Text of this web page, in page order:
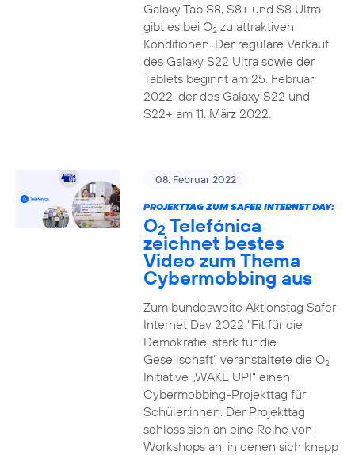
Galaxy Tab S8, S8+ und S8 Ultra
gibt es bei O2zu attraktiven
Konditionen. Der reguläre Verkauf
des Galaxy S22 Ultra sowie der
Tablets beginnt am 25. Februar
2022, der des Galaxy S22 und
S22+ am 11. März 2022.
08. Februar 2022
PROJEKTTAG ZUM SAFER INTERNET DAY:
O2 Telefónica
zeichnet bestes
Video zum Thema
Cybermobbing aus
Zum bundesweite Aktionstag Safer
Internet Day 2022 “Fit für die
Demokratie, stark für die
Gesellschaft” veranstaltete die O2
Initiative „WAKE UP!“ einen
Cybermobbing-Projekttag für
Schüler:innen. Der Projekttag
schloss sich an eine Reihe von
Workshops an, in denen sich knapp